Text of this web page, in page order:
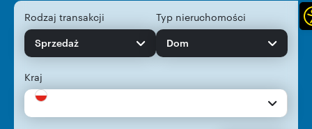
Rodzaj transakcji
Sprzedaż
Typ nieruchomości
Dom
Kraj